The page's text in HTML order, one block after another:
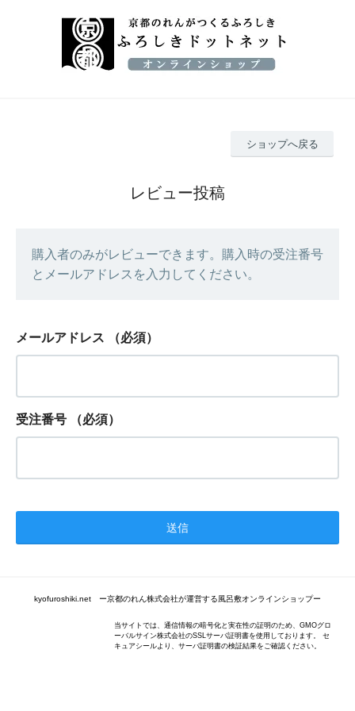
ショップへ戻る
レビュー投稿
購入者のみがレビューできます。購入時の受注番号
とメールアドレスを入力してください。
メールアドレス （必須）
受注番号 （必須）
kyofuroshiki.net ー京都のれん株式会社が運営する風呂敷オンラインショップー
当サイトでは、通信情報の暗号化と実在性の証明のため、GMOグロ
ーバルサイン株式会社のSSLサーバ証明書を使用しております。 セ
キュアシールより、サーバ証明書の検証結果をご確認ください。